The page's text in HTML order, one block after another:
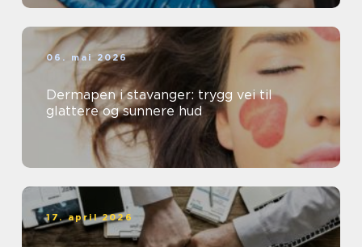
06. mai 2026
Dermapen i stavanger: trygg vei til
glattere og sunnere hud
17. april 2026